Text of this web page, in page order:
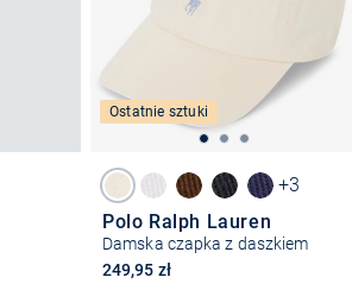
Ostatnie sztuki
+3
Polo Ralph Lauren
Damska czapka z daszkiem
249,95 zł